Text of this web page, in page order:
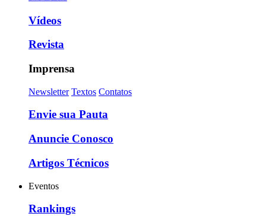
Vídeos
Revista
Imprensa
Newsletter Textos Contatos
Envie sua Pauta
Anuncie Conosco
Artigos Técnicos
Eventos
Rankings